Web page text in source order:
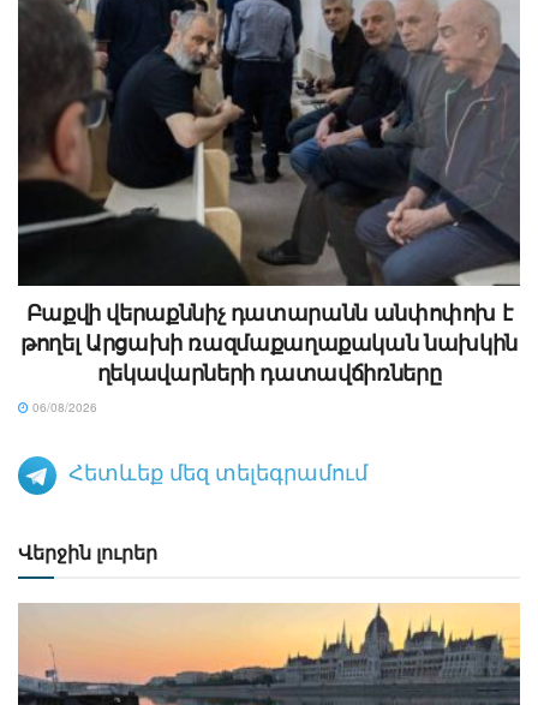
Բաքվի վերաքննիչ դատարանն անփոփոխ է
թողել Արցախի ռազմաքաղաքական նախկին
ղեկավարների դատավճիռները
06/08/2026
Հետևեք մեզ տելեգրամում
Վերջին լուրեր